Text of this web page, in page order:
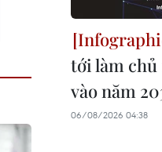
tới làm chủ
vào năm
06/08/2026 04:38